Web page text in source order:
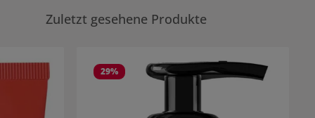
Zuletzt gesehene Produkte
29%